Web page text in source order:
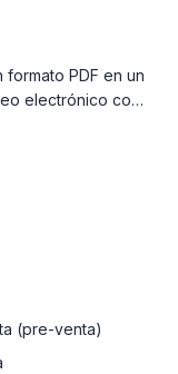
PDF en un
electrónico con
(pre-venta)